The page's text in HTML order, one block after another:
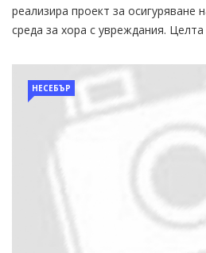
реализира проект за осигуряване
среда за хора с увреждания. Целта
НЕСЕБЪР